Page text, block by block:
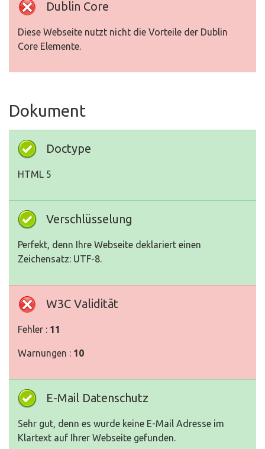
Dublin Core
Diese Webseite nutzt nicht die Vorteile der Dublin
Core Elemente.
Dokument
Doctype
HTML 5
Verschlüsselung
Perfekt, denn Ihre Webseite deklariert einen
Zeichensatz: UTF-8.
W3C Validität
Fehler : 11
Warnungen : 10
E-Mail Datenschutz
Sehr gut, denn es wurde keine E-Mail Adresse im
Klartext auf Ihrer Webseite gefunden.